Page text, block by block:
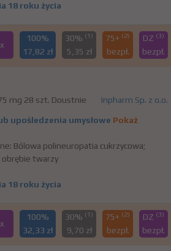
18 roku życia
100%
17,82 zł
30% (1)
5,35 zł
75+ (2)
bezpł.
DZ (3)
bezpł.
mg 28 szt. Doustnie Inpharm Sp. z o.o.
upośledzenia umysłowe Pokaż
Bólowa polineuropatia cukrzycowa;
twarzy
18 roku życia
100%
32,33 zł
30% (1)
9,70 zł
75+ (2)
bezpł.
DZ (3)
bezpł.